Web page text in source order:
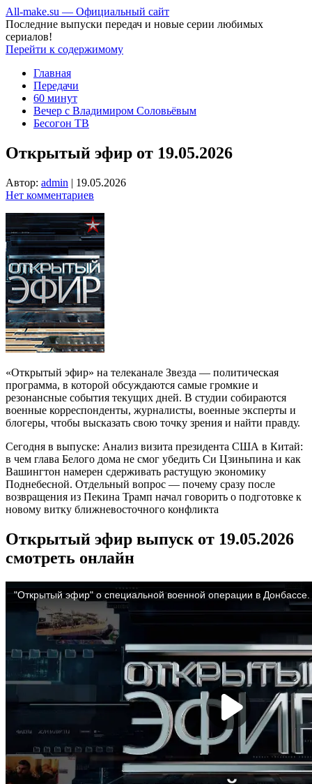
All-make.su — Официальный сайт
Последние выпуски передач и новые серии любимых
сериалов!
Перейти к содержимому
Главная
Передачи
60 минут
Вечер с Владимиром Соловьёвым
Бесогон ТВ
Открытый эфир от 19.05.2026
Автор: admin | 19.05.2026
Нет комментариев
«Открытый эфир» на телеканале Звезда — политическая
программа, в которой обсуждаются самые громкие и
резонансные события текущих дней. В студии собираются
военные корреспонденты, журналисты, военные эксперты и
блогеры, чтобы высказать свою точку зрения и найти правду.
Сегодня в выпуске: Анализ визита президента США в Китай:
в чем глава Белого дома не смог убедить Си Цзиньпина и как
Вашингтон намерен сдерживать растущую экономику
Поднебесной. Отдельный вопрос — почему сразу после
возвращения из Пекина Трамп начал говорить о подготовке к
новому витку ближневосточного конфликта
Открытый эфир выпуск от 19.05.2026
смотреть онлайн